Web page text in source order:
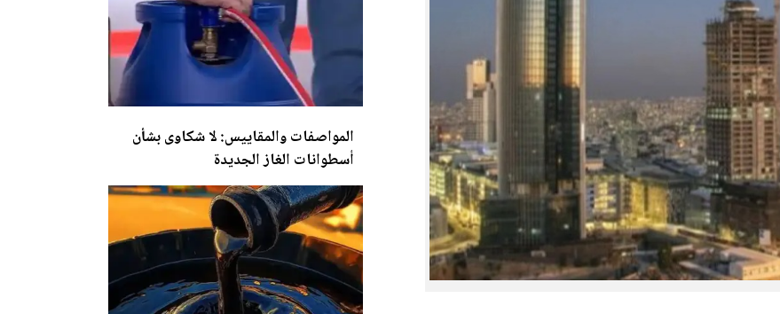
المواصفات والمقاييس: لا شكاوى بشأن
أسطوانات الغازالجديدة